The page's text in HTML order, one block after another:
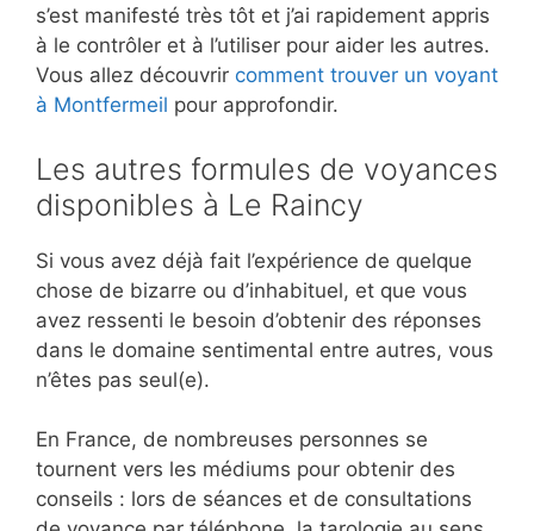
s’est manifesté très tôt et j’ai rapidement appris
à le contrôler et à l’utiliser pour aider les autres.
Vous allez découvrir comment trouver un voyant
à Montfermeil pour approfondir.
Les autres formules de voyances
disponibles à Le Raincy
Si vous avez déjà fait l’expérience de quelque
chose de bizarre ou d’inhabituel, et que vous
avez ressenti le besoin d’obtenir des réponses
dans le domaine sentimental entre autres, vous
n’êtes pas seul(e).
En France, de nombreuses personnes se
tournent vers les médiums pour obtenir des
conseils : lors de séances et de consultations